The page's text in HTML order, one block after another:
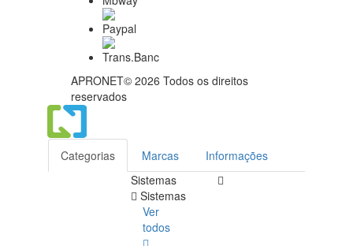
APRONET© 2026 Todos os direitos
reservados
Categorias Marcas
Informações
Sistemas
Sistemas
Ver
todos